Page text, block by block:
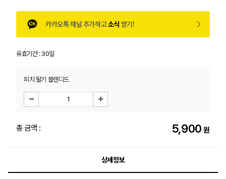
카카오톡 채널 추가하고소식 받기!
유효기간 :30일
피치 딸기 블렌디드
총 금액 : 5,900 원
상세정보